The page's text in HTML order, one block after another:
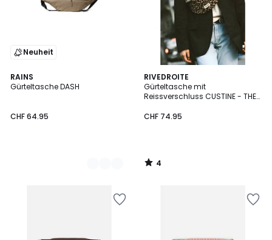
Neuheit
RAINS
Gürteltasche DASH
CHF 64.95
2
Farben
RIVEDROITE
Gürteltasche mit
Reissverschluss CUSTINE - THE
CHF 74.95
4
/
5
4
/